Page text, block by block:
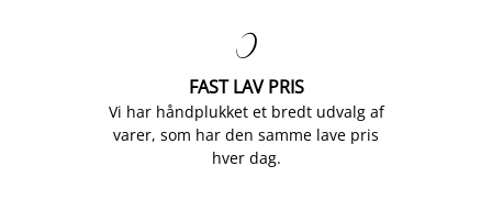

FAST LAV PRIS
Vi har håndplukket et bredt udvalg af
varer, som har den samme lave pris
hver dag.